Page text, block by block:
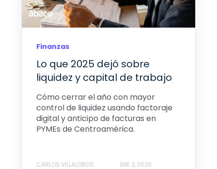
Finanzas
Lo que 2025 dejó sobre
liquidez y capital de trabajo
Cómo cerrar el año con mayor
control de liquidez usando factoraje
digital y anticipo de facturas en
PYMEs de Centroamérica.
CARLOS VILLALOBOS ENE 2, 2026